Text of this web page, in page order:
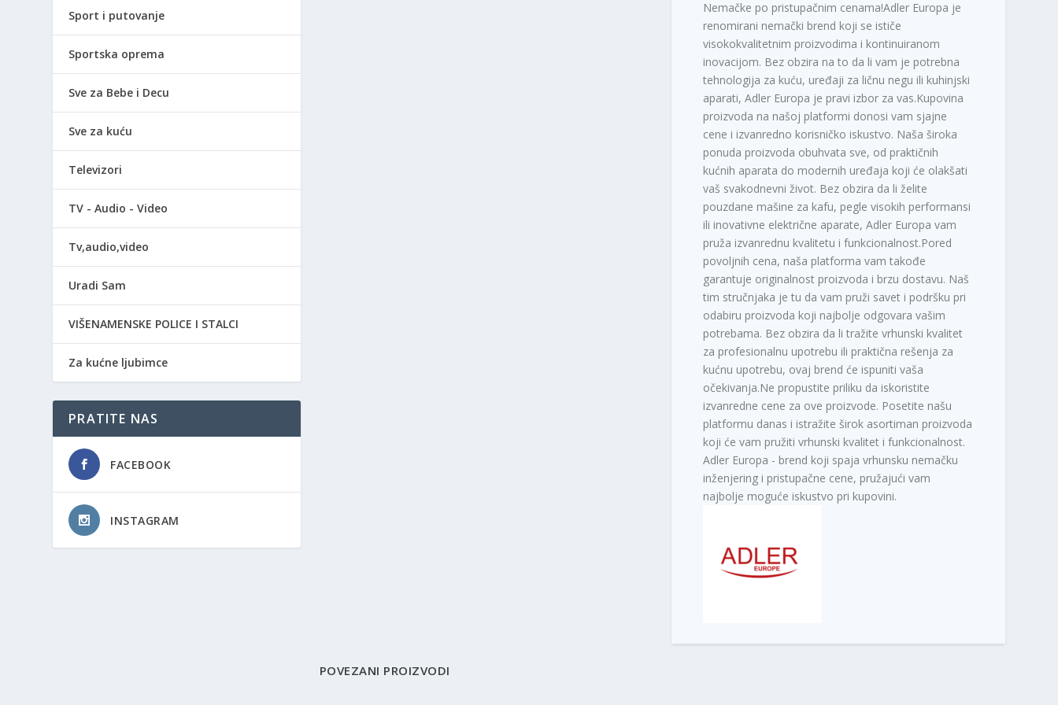
Nemačke po pristupačnim cenama!Adler Europa je
renomirani nemački brend koji se ističe
visokokvalitetnim proizvodima i kontinuiranom
inovacijom. Bez obzira na to da li vam je potrebna
tehnologija za kuću, uređaji za ličnu negu ili kuhinjski
aparati, Adler Europa je pravi izbor za vas.Kupovina
proizvoda na našoj platformi donosi vam sjajne
cene i izvanredno korisničko iskustvo. Naša široka
ponuda proizvoda obuhvata sve, od praktičnih
kućnih aparata do modernih uređaja koji će olakšati
vaš svakodnevni život. Bez obzira da li želite
pouzdane mašine za kafu, pegle visokih performansi
ili inovativne električne aparate, Adler Europa vam
pruža izvanrednu kvalitetu i funkcionalnost.Pored
povoljnih cena, naša platforma vam takođe
garantuje originalnost proizvoda i brzu dostavu. Naš
tim stručnjaka je tu da vam pruži savet i podršku pri
odabiru proizvoda koji najbolje odgovara vašim
potrebama. Bez obzira da li tražite vrhunski kvalitet
za profesionalnu upotrebu ili praktična rešenja za
kućnu upotrebu, ovaj brend će ispuniti vaša
očekivanja.Ne propustite priliku da iskoristite
izvanredne cene za ove proizvode. Posetite našu
platformu danas i istražite širok asortiman proizvoda
koji će vam pružiti vrhunski kvalitet i funkcionalnost.
Adler Europa - brend koji spaja vrhunsku nemačku
inženjering i pristupačne cene, pružajući vam
najbolje moguće iskustvo pri kupovini.
POVEZANI PROIZVODI
Sport i putovanje
Sportska oprema
Sve za Bebe i Decu
Sve za kuću
Televizori
TV - Audio - Video
Tv,audio,video
Uradi Sam
VIŠENAMENSKE POLICE I STALCI
Za kućne ljubimce
PRATITE NAS
FACEBOOK
INSTAGRAM